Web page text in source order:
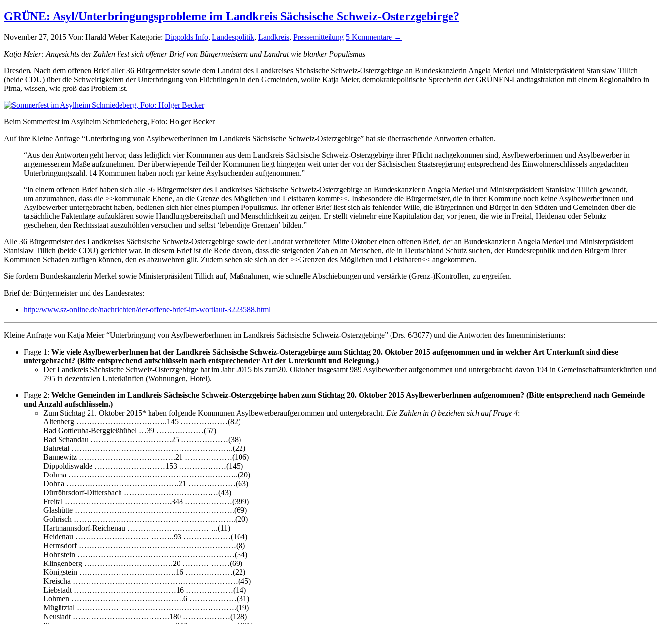
GRÜNE: Asyl/Unterbringungsprobleme im Landkreis Sächsische Schweiz-Osterzgebirge?
November 27, 2015 Von: Harald WeberKategorie: Dippolds Info, Landespolitik, Landkreis, Pressemitteilung 5 Kommentare →
Katja Meier: Angesichts der Zahlen liest sich offener Brief von Bürgermeistern und Landrat wie blanker Populismus
Dresden. Nach dem offenen Brief aller 36 Bürgermeister sowie dem Landrat des Landkreises Sächsische Schweiz-Osterzgebirge an Bundeskanzlerin Angela Merkel und Ministerpräsident Stanislaw Tillich
(beide CDU) über die Schweirigkeiten der Unterbringung von Flüchtlingen in den Gemeinden, wollte Katja Meier, demokratiepolitische Sprecherin der GRÜNEN-Landtagsfraktion mit einem Regionalbüro in
Pirna, wissen, wie groß das Problem ist.
Beim Sommerfest im Asylheim Schmiedeberg, Foto: Holger Becker
Auf ihre Kleine Anfrage “Unterbringung von AsylbewerberInnen im Landkreis Sächsische Schweiz-Osterzgebirge” hat sie überraschende Antworten erhalten.
“Aus den Antworten geht hervor, dass lediglich vier Kommunen aus dem Landkreis Sächsische Schweiz-Osterzgebirge ihrer Pflicht nachgekommen sind, Asylbewerberinnen und Asylbewerber in
angemessenem Maße aufzunehmen. Der überwiegende Teil der Kommunen liegt hingegen weit unter der von der Sächsischen Staatsregierung entsprechend des Einwohnerschlüssels angedachten
Unterbringungszahl. 14 Kommunen haben noch gar keine Asylsuchenden aufgenommen.”
“In einem offenen Brief haben sich alle 36 Bürgermeister des Landkreises Sächsische Schweiz-Osterzgebirge an Bundeskanzlerin Angela Merkel und Ministerpräsident Stanislaw Tillich gewandt,
um anzumahnen, dass die >>kommunale Ebene, an die Grenze des Möglichen und Leistbaren kommt<<. Insbesondere die Bürgermeister, die in ihrer Kommune noch keine Asylbewerberinnen und
Asylbewerber untergebracht haben, bedienen sich hier eines plumpen Populismus. Ihr offener Brief liest sich als fehlender Wille, die Bürgerinnen und Bürger in den Städten und Gemeinden über die
tatsächliche Faktenlage aufzuklären sowie Handlungsbereitschaft und Menschlichkeit zu zeigen. Er stellt vielmehr eine Kapitulation dar, vor jenen, die wie in Freital, Heidenau oder Sebnitz
geschehen, den Rechtsstaat auszuhöhlen versuchen und selbst ‘lebendige Grenzen’ bilden.”
Alle 36 Bürgermeister des Landkreises Sächsische Schweiz-Osterzgebirge sowie der Landrat verbreiteten Mitte Oktober einen offenen Brief, der an Bundeskanzlerin Angela Merkel und Ministerpräsident
Stanislaw Tillich (beide CDU) gerichtet war. In diesem Brief ist die Rede davon, dass die steigenden Zahlen an Menschen, die in Deutschland Schutz suchen, der Bundesrepublik und den Bürgern ihrer
Kommunen Schaden zufügen können, den es abzuwehren gilt. Zudem sehen sie sich an der >>Grenzen des Möglichen und Leistbaren<< angekommen.
Sie fordern Bundeskanzlerin Merkel sowie Ministerpräsident Tillich auf, Maßnahmen, wie schnelle Abschiebungen und verstärkte (Grenz-)Kontrollen, zu ergreifen.
Brief der Bürgermeister und des Landesrates:
http://www.sz-online.de/nachrichten/der-offene-brief-im-wortlaut-3223588.html
Kleine Anfrage von Katja Meier “Unterbringung von Asylbewerberlnnen im Landkreis Sächsische Schweiz-Osterzgebirge” (Drs. 6/3077) und die Antworten des Innenministeriums:
Frage 1: Wie viele Asylbewerberlnnen hat der Landkreis Sächsische Schweiz-Osterzgebirge zum Stichtag 20. Oktober 2015 aufgenommen und in welcher Art Unterkunft sind diese
untergebracht? (Bitte entsprechend aufschlüsseln nach entsprechender Art der Unterkunft und Belegung.)
Der Landkreis Sächsische Schweiz-Osterzgebirge hat im Jahr 2015 bis zum20. Oktober insgesamt 989 Asylbewerber aufgenommen und untergebracht; davon 194 in Gemeinschaftsunterkünften und
795 in dezentralen Unterkünften (Wohnungen, Hotel).
Frage 2: Welche Gemeinden im Landkreis Sächsische Schweiz-Osterzgebirge haben zum Stichtag 20. Oktober 2015 Asylbewerberlnnen aufgenommen? (Bitte entsprechend nach Gemeinde
und Anzahl aufschlüsseln.)
Zum Stichtag 21. Oktober 2015* haben folgende Kommunen Asylbewerberaufgenommen und untergebracht. Die Zahlen in () beziehen sich auf Frage 4:
Altenberg ……………………………..145 ………………(82)
Bad Gottleuba-Berggießhübel …39 ………………(57)
Bad Schandau ………………………….25 ………………(38)
Bahretal ……………………………………………………..(22)
Bannewitz ……………………………….21 ………………(106)
Dippoldiswalde ………………………153 ………………(145)
Dohma ………………………………………………………..(20)
Dohna …………………………………….21 ………………(63)
Dürröhrsdorf-Dittersbach ………………………………(43)
Freital …………………………………..348 ………………(399)
Glashütte …………………………………………………….(69)
Gohrisch ……………………………………………………..(20)
Hartmannsdorf-Reichenau ……………………………..(11)
Heidenau ………………………………..93 ………………(164)
Hermsdorf ……………………………………………………(8)
Hohnstein ……………………………………………………(34)
Klingenberg …………………………….20 ………………(69)
Königstein ……………………………….16 ………………(22)
Kreischa ………………………………………………………(45)
Liebstadt …………………………………16 ………………(14)
Lohmen …………………………………….6 ………………(31)
Müglitztal …………………………………………………….(19)
Neustadt ……………………………….180 ………………(128)